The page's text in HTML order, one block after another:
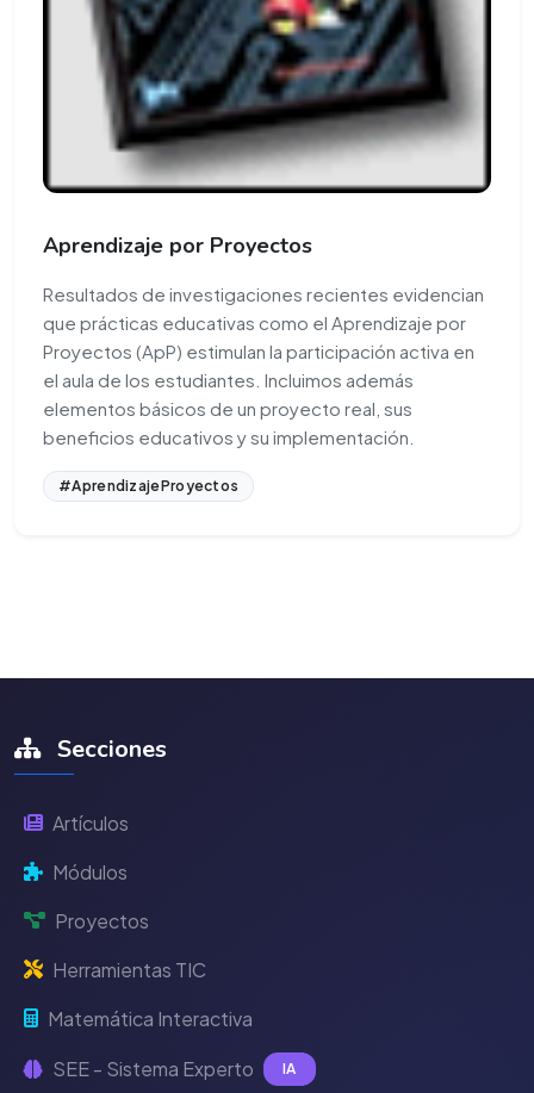
Aprendizaje por Proyectos
Resultados de investigaciones recientes evidencian
que prácticas educativas como el Aprendizaje por
Proyectos (ApP) estimulan la participación activa en
el aula de los estudiantes. Incluimos además
elementos básicos de un proyecto real, sus
beneficios educativos y su implementación.
#AprendizajeProyectos
Secciones
Artículos
Módulos
Proyectos
Herramientas TIC
Matemática Interactiva
SEE - Sistema Experto IA